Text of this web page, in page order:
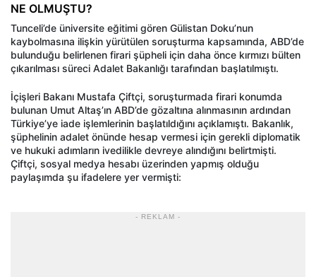
NE OLMUŞTU?
Tunceli’de üniversite eğitimi gören Gülistan Doku’nun
kaybolmasına ilişkin yürütülen soruşturma kapsamında, ABD’de
bulunduğu belirlenen firari şüpheli için daha önce kırmızı bülten
çıkarılması süreci Adalet Bakanlığı tarafından başlatılmıştı.
İçişleri Bakanı Mustafa Çiftçi, soruşturmada firari konumda
bulunan Umut Altaş’ın ABD’de gözaltına alınmasının ardından
Türkiye’ye iade işlemlerinin başlatıldığını açıklamıştı. Bakanlık,
şüphelinin adalet önünde hesap vermesi için gerekli diplomatik
ve hukuki adımların ivedilikle devreye alındığını belirtmişti.
Çiftçi, sosyal medya hesabı üzerinden yapmış olduğu
paylaşımda şu ifadelere yer vermişti:
- REKLAM -